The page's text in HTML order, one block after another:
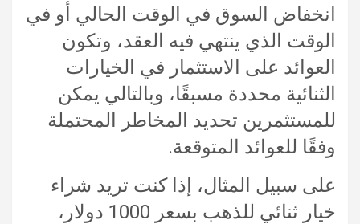
انخفاض السوق في الوقت الحالي أو في
الوقت الذي ينتهي فيه العقد، وتكون
العوائد على الاستثمار في الخيارات
الثنائية محددة مسبقًا، وبالتالي يمكن
للمستثمرين تحديد المخاطر المحتملة
وفقًا للعوائد المتوقعة.
على سبيل المثال، إذا كنت تريد شراء
خيار ثنائي للذهب بسعر 1000 دولار،